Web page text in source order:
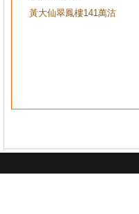
黃大仙翠鳳樓141萬沽